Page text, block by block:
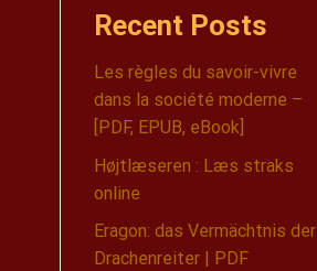
Recent Posts
Les règles du savoir-vivre
dans la société moderne –
[PDF, EPUB, eBook]
Højtlæseren : Læs straks
online
Eragon: das Vermächtnis der
Drachenreiter | PDF